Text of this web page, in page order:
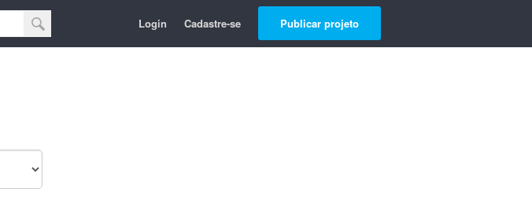
Login Cadastre-se Publicar projeto